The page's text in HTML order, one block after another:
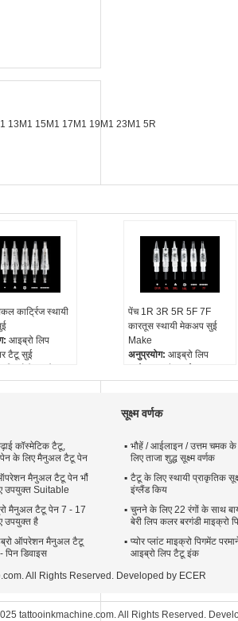
13M1 15M1 17M1 19M1 23M1 5R
कार्ट्रिज स्थायी
आइब्रो लिप
टैटू सुई
के लिए
3R/5R/5F/7F
पेंच 1R 3R 5R 5F 7F
कारतूस स्थायी मेकअप सुई
Make
अनुप्रयोग: आइब्रो लिप
विशिष्टता:डिस्पोजेबल, केवल
आकार:0.18
रंग:पारदर्शक
कॉस्मेटिक टैटू,
पेन के लिए मैनुअल टैटू पेन
मैनुअल टैटू पेन भौं
उपयुक्त Suitable
मैनुअल टैटू पेन 7 - 17
उपयुक्त है
ऑपरेशन मैनुअल टैटू
पिन डिवाइस
सूक्ष्म वर्णक
भौहें / आईलाइन / उत्तम चमक के
लिए ताजा शुद्ध सूक्ष्म वर्णक
टैटू के लिए स्थायी प्राकृतिक
इंग्लैंड किय
चुनने के लिए 22 रंगों के साथ
बेरी लिप कलर बरगंडी माइक्रो
प्योर प्लांट माइक्रो पिगमेंट
आइब्रो लिप टैटू इंक
All Rights Reserved. Developed by ECER
tattooinkmachine.com. All Rights Reserved.